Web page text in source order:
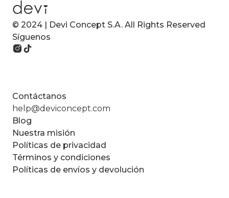
© 2024 | Devi Concept S.A. All Rights Reserved
Síguenos
Contáctanos
help@deviconcept.com
Blog
Nuestra misión
Políticas de privacidad
Términos y condiciones
Políticas de envíos y devolución